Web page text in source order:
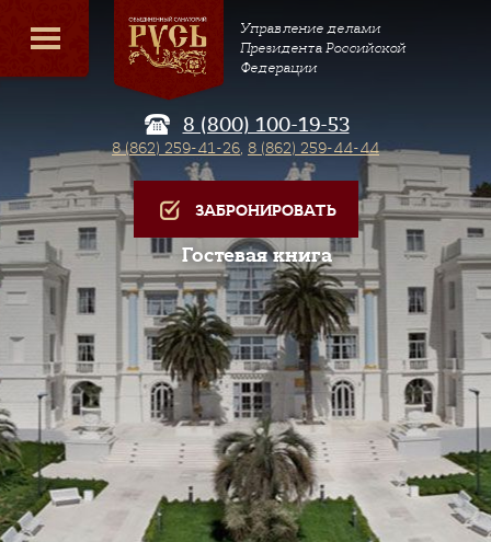
Управление делами
Президента Российской
Федерации
8 (800) 100-19-53
8 (862) 259-41-26, 8 (862) 259-44-44
ЗАБРОНИРОВАТЬ
Гостевая книга